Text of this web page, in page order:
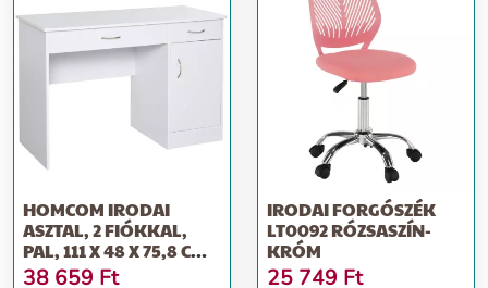
HOMCOM IRODAI
ASZTAL, 2 FIÓKKAL,
PAL, 111 X 48 X 75,8 CM,
FEHÉR
38 659 Ft
IRODAI FORGÓSZÉK
LT0092 RÓZSASZÍN-
KRÓM
25 749 Ft